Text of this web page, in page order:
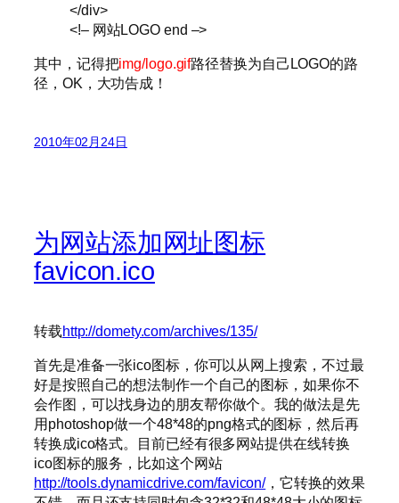
</div>
<!– 网站LOGO end –>
其中，记得把img/logo.gif路径替换为自己LOGO的路
径，OK，大功告成！
2010年02月24日
为网站添加网址图标
favicon.ico
转载http://domety.com/archives/135/
首先是准备一张ico图标，你可以从网上搜索，不过最
好是按照自己的想法制作一个自己的图标，如果你不
会作图，可以找身边的朋友帮你做个。我的做法是先
用photoshop做一个48*48的png格式的图标，然后再
转换成ico格式。目前已经有很多网站提供在线转换
ico图标的服务，比如这个网站
http://tools.dynamicdrive.com/favicon/，它转换的效果